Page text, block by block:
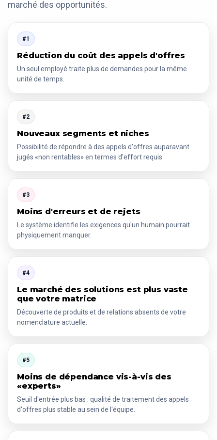
marché des opportunités.
#1
Réduction du coût des appels d'offres
Un seul employé traite plus de demandes pour la même
unité de temps.
#2
Nouveaux segments et niches
Possibilité de répondre à des appels d'offres auparavant
jugés «non rentables» en termes d'effort requis.
#3
Moins d'erreurs et de rejets
Le système identifie les exigences qu'un humain pourrait
physiquement manquer.
#4
Le marché des solutions est plus vaste
que votre matrice
Découverte de produits et de relations absents de votre
nomenclature actuelle.
#5
Moins de dépendance vis-à-vis des
«experts»
Seuil d'entrée plus bas : qualité de traitement des appels
d'offres plus stable au sein de l'équipe.